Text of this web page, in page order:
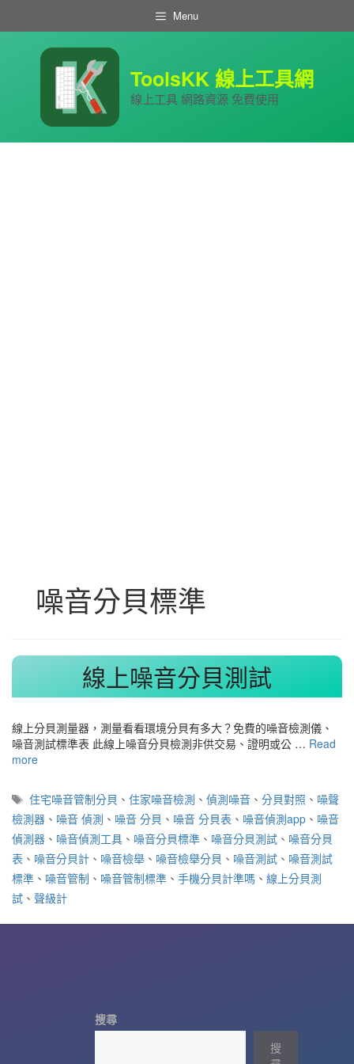
Menu
ToolsKK 線上工具網
線上工具 網路資源 免費使用
噪音分貝標準
線上噪音分貝測試
線上分貝測量器，測量看看環境分貝有多大？免費的噪音檢測儀、
噪音測試標準表 此線上噪音分貝檢測非供交易、證明或公 … Read
more
標
籤
住宅噪音管制分貝 、住家噪音檢測 、偵測噪音 、分貝對照 、 噪聲
檢測器 、 噪音 偵測 、 噪音 分貝 、 噪音 分貝表 、 噪音偵測app 、 噪音
偵測器 、 噪音偵測工具 、 噪音分貝標準 、 噪音分貝測試 、 噪音分貝
表 、 噪音分貝計 、 噪音檢舉 、 噪音檢舉分貝 、 噪音測試 、 噪音測試
標準 、 噪音管制 、 噪音管制標準 、 手機分貝計準嗎 、 線上分貝測
試 、 聲級計
搜尋
搜